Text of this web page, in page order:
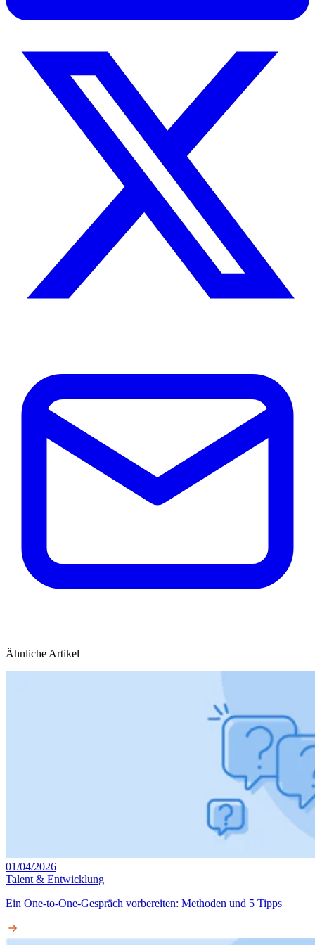
Ähnliche Artikel
01/04/2026
Talent & Entwicklung
Ein One-to-One-Gespräch vorbereiten: Methoden und 5 Tipps